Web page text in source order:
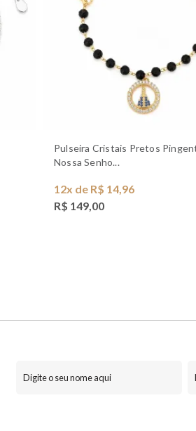
Pulseira Cristais Pretos Pingente
Nossa Senho...
12x de R$ 14,96
R$ 149,00